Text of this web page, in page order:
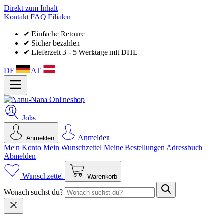
Direkt zum Inhalt
Kontakt FAQ Filialen
✔ Einfache Retoure
✔ Sicher bezahlen
✔ Lieferzeit 3 - 5 Werktage mit DHL
DE AT
Jobs
Anmelden
Anmelden
Mein Konto Mein Wunsch­zettel Meine Bestellungen Adressbuch
Abmelden
Wunschzettel Warenkorb
Wonach suchst du?